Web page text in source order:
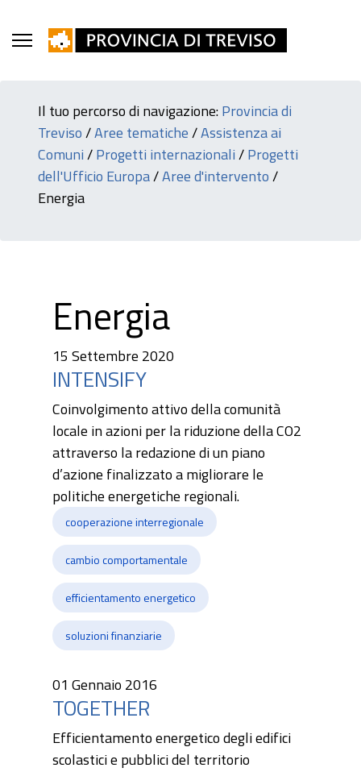
Il tuo percorso di navigazione:Provincia di
Treviso/Aree tematiche/Assistenza ai
Comuni/Progetti internazionali/Progetti
dell'Ufficio Europa/Aree d'intervento/
Energia
Energia
15 Settembre 2020
INTENSIFY
Coinvolgimento attivo della comunità
locale in azioni per la riduzione della CO2
attraverso la redazione di un piano
d’azione finalizzato a migliorare le
politiche energetiche regionali.
cooperazione interregionale
cambio comportamentale
efficientamento energetico
soluzioni finanziarie
01 Gennaio 2016
TOGETHER
Efficientamento energetico degli edifici
scolastici e pubblici del territorio